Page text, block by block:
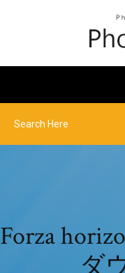
Forza